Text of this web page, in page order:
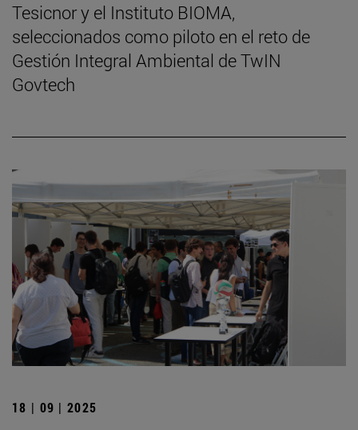
Tesicnor y el Instituto BIOMA,
seleccionados como piloto en el reto de
Gestión Integral Ambiental de TwIN
Govtech
18 | 09 | 2025